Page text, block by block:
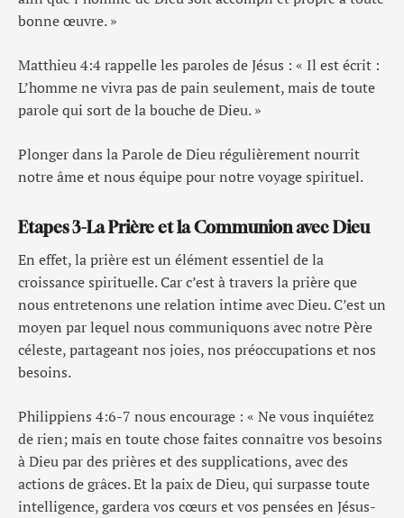
bonne œuvre. »
Matthieu 4:4 rappelle les paroles de Jésus : « Il est écrit :
L’homme ne vivra pas de pain seulement, mais de toute
parole qui sort de la bouche de Dieu. »
Plonger dans la Parole de Dieu régulièrement nourrit
notre âme et nous équipe pour notre voyage spirituel.
Etapes 3-La Prière et la Communion avec Dieu
En effet, la prière est un élément essentiel de la
croissance spirituelle. Car c’est à travers la prière que
nous entretenons une relation intime avec Dieu. C’est un
moyen par lequel nous communiquons avec notre Père
céleste, partageant nos joies, nos préoccupations et nos
besoins.
Philippiens 4:6-7 nous encourage : « Ne vous inquiétez
de rien; mais en toute chose faites connaître vos besoins
à Dieu par des prières et des supplications, avec des
actions de grâces. Et la paix de Dieu, qui surpasse toute
intelligence, gardera vos cœurs et vos pensées en Jésus-